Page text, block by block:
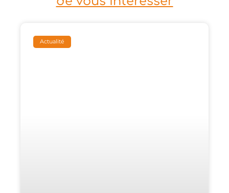
Actualité